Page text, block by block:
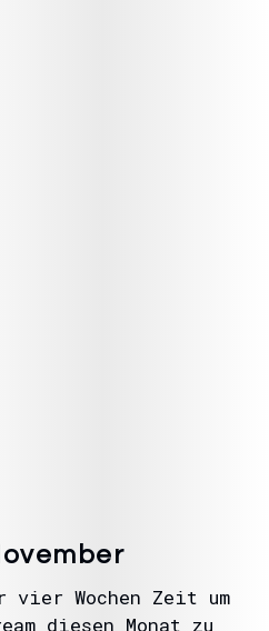
vier Wochen Zeit um
diesen Monat zu